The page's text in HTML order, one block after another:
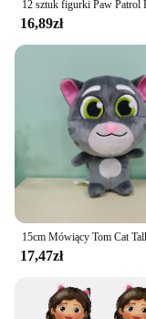
16,89zł
17,47zł